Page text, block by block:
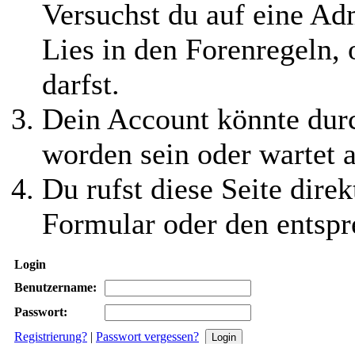
Versuchst du auf eine
Lies in den Forenregeln,
darfst.
Dein Account könnte
worden sein oder wartet
Du rufst diese Seite
Formular oder den
Login
Benutzername:
Passwort:
Registrierung? | Passwort vergessen?